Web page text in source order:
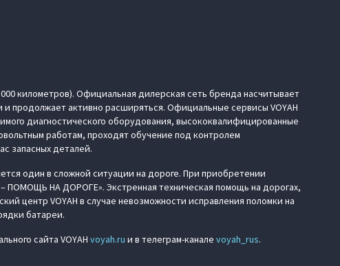
километров). Официальная дилерская сеть бренда насчитывает
продолжает активно расширяться. Официальные сервисы VOYAH
диагностического оборудования, высококвалифицированные
работам, проходят обучение под контролем
запасных деталей.
один в сложной ситуации на дороге. При приобретении
– ПОМОЩЬ НА ДОРОГЕ». Экстренная техническая помощь на дорогах,
центр VOYAH в случае невозможности исправления поломки на
батареи.
сайта VOYAH voyah.ru и в телеграм-канале voyah_rus.